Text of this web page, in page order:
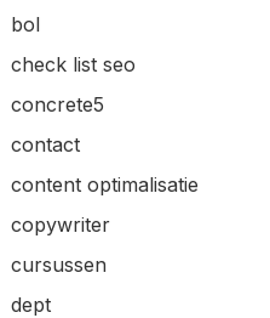
bol
check list seo
concrete5
contact
content optimalisatie
copywriter
cursussen
dept